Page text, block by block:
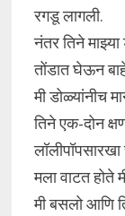
रगडू लागली.
नंतर तिने
तोंडात घेऊन
मी डोळ्यांनीच
तिने एक-दोन
मला वाटत होते
मी बसलो आणि